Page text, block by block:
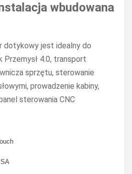
wbudowana
dotykowy jest idealny do
Przemysł 4.0, transport
sprzętu, sterowanie
prowadzenie kabiny,
sterowania CNC